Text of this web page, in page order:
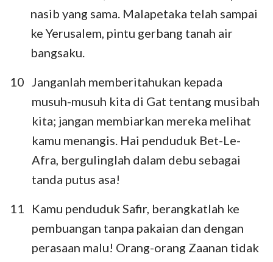
nasib yang sama. Malapetaka telah sampai
ke Yerusalem, pintu gerbang tanah air
bangsaku.
10
Janganlah memberitahukan kepada
musuh-musuh kita di Gat tentang musibah
kita; jangan membiarkan mereka melihat
kamu menangis. Hai penduduk Bet-Le-
Afra, bergulinglah dalam debu sebagai
tanda putus asa!
11
Kamu penduduk Safir, berangkatlah ke
pembuangan tanpa pakaian dan dengan
perasaan malu! Orang-orang Zaanan tidak